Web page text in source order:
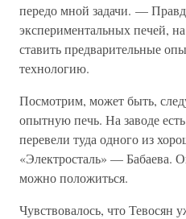
передо мной задачи. —
экспериментальных печей,
ставить предварительные
технологию.
Посмотрим, может быть,
опытную печь. На заводе
перевели туда одного из
«Электросталь» — Бабаева.
можно положиться.
Чувствовалось, что Тевосян